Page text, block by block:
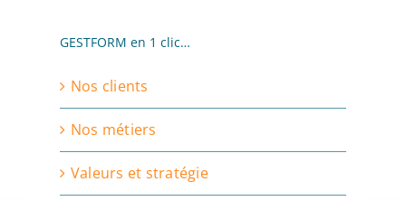
GESTFORM en 1 clic…
Nos clients
Nos métiers
Valeurs et stratégie